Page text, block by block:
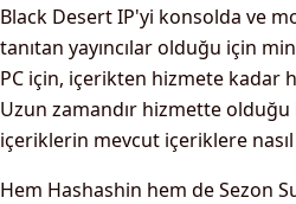
Black Desert IP'yi konsolda ve
tanıtan yayıncılar olduğu için
PC için, içerikten hizmete kadar
Uzun zamandır hizmette
içeriklerin mevcut içeriklere
Hem Hashashin hem de Sezon